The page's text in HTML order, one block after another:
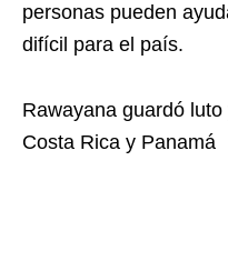
personas pueden
difícil para el país.
Rawayana guardó
Costa Rica y Panamá